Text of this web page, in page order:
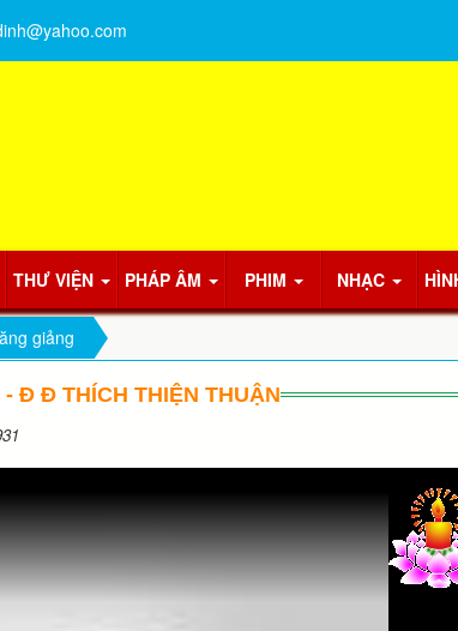
THƯ VIỆN PHÁP ÂM PHIM NHẠC
giảng
Đ Đ THÍCH THIỆN THUẬN